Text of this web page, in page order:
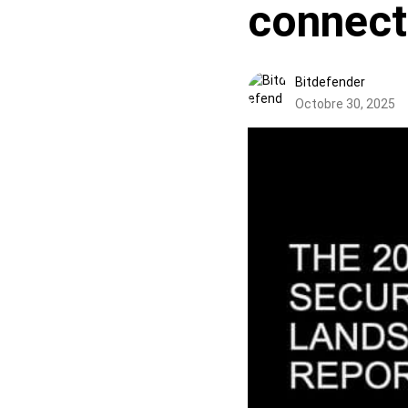
Bitdefender
Octobre 30, 2025